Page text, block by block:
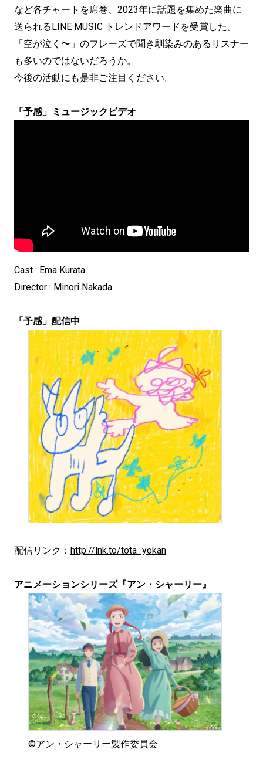
など各チャートを席巻、2023年に話題を集めた楽曲に
送られるLINE MUSIC トレンドアワードを受賞した。
「空が泣く〜」のフレーズで聞き馴染みのあるリスナー
も多いのではないだろうか。
今後の活動にも是非ご注目ください。
「予感」ミュージックビデオ
Cast : Ema Kurata
Director : Minori Nakada
「予感」配信中
配信リンク： http://lnk.to/tota_yokan
アニメーションシリーズ『アン・シャーリー』
©アン・シャーリー製作委員会